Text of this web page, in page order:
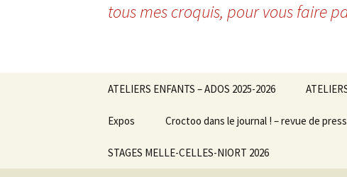
tous mes croquis, pour vous faire
Aller au contenu principal
ATELIERS ENFANTS – ADOS 2025-2026
Expos Croctoo dans le journal ! – revue de
STAGES MELLE-CELLES-NIORT 2026